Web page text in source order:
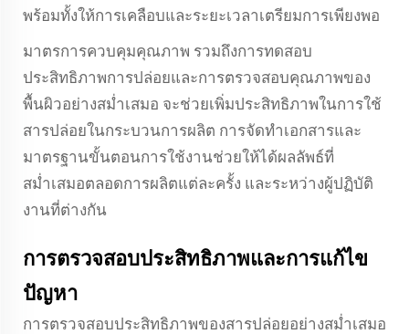
พร้อมทั้งให้การเคลือบและระยะเวลาเตรียมการเพียงพอ
มาตรการควบคุมคุณภาพ รวมถึงการทดสอบ
ประสิทธิภาพการปล่อยและการตรวจสอบคุณภาพของ
พื้นผิวอย่างสม่ำเสมอ จะช่วยเพิ่มประสิทธิภาพในการใช้
สารปล่อยในกระบวนการผลิต การจัดทำเอกสารและ
มาตรฐานขั้นตอนการใช้งานช่วยให้ได้ผลลัพธ์ที่
สม่ำเสมอตลอดการผลิตแต่ละครั้ง และระหว่างผู้ปฏิบัติ
งานที่ต่างกัน
การตรวจสอบประสิทธิภาพและการแก้ไข
ปัญหา
การตรวจสอบประสิทธิภาพของสารปล่อยอย่างสม่ำเสมอ